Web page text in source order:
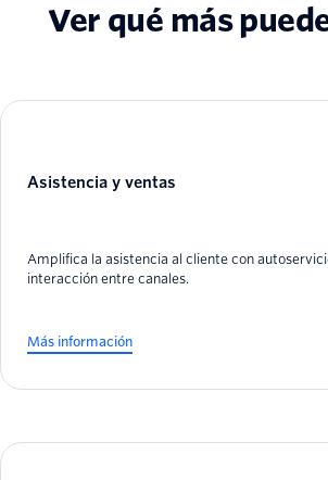
Ver qué más
Asistencia y ventas
Amplifica la asistencia al cliente con
interacción entre canales.
Más información